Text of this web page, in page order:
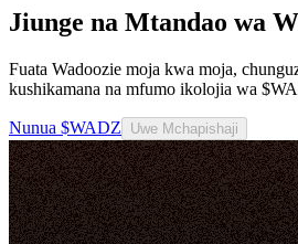
Jiunge na Mtandao wa
Fuata Wadoozie moja kwa moja,
kushikamana na mfumo ikolojia wa
Nunua $WADZ Uwe Mchapishaji